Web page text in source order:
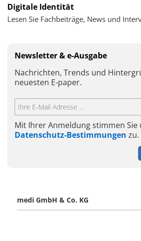
Digitale Identität
Lesen Sie Fachbeiträge, News und
Newsletter & e-Ausgabe
Nachrichten, Trends und
neuesten E-paper.
Mit Ihrer Anmeldung stimmen Sie
Datenschutz-Bestimmungen zu.
medi GmbH & Co. KG